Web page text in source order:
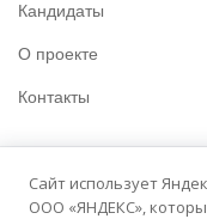
Кандидаты
О проекте
Контакты
Политика
Сайт использует
ООО «ЯНДЕКС»,